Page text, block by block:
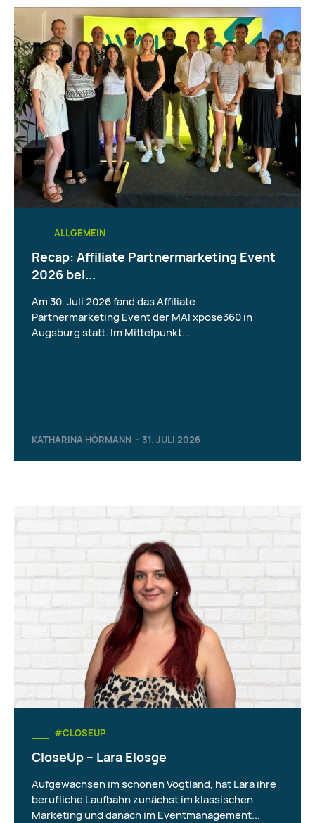
ALLGEMEIN
Recap: Affiliate Partnermarketing Event
2026 bei...
KATHARINA HÖRMANN - 31. JULI 2026
Am 30. Juli 2026 fand das Affiliate
Partnermarketing Event der MAI xpose360 in
Augsburg statt. Im Mittelpunkt...
#CLOSEUP
CloseUp – Lara Elosge
Aufgewachsen im schönen Vogtland, hat Lara ihre
berufliche Laufbahn zunächst im klassischen
Marketing und danach im Eventmanagement...